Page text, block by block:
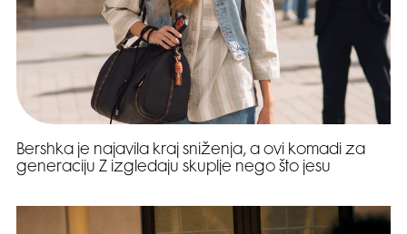
Bershka je najavila kraj sniženja, a ovi komadi za
generaciju Z izgledaju skuplje nego što jesu